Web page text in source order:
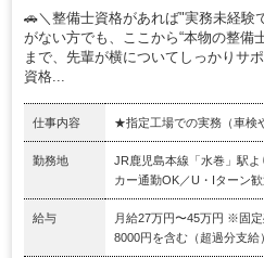
🚗＼整備士資格があれば"実務未経験
がない方でも、ここから“本物の整備
まで、先輩が横についてしっかりサ
資格...
仕事内容 ★指定工場での実務（車検
勤務地
JR鹿児島本線「水巻」駅
カー通勤OK／U・Iターン歓
給与
月給27万円〜45万円 ※固
8000円を含む（超過分支給